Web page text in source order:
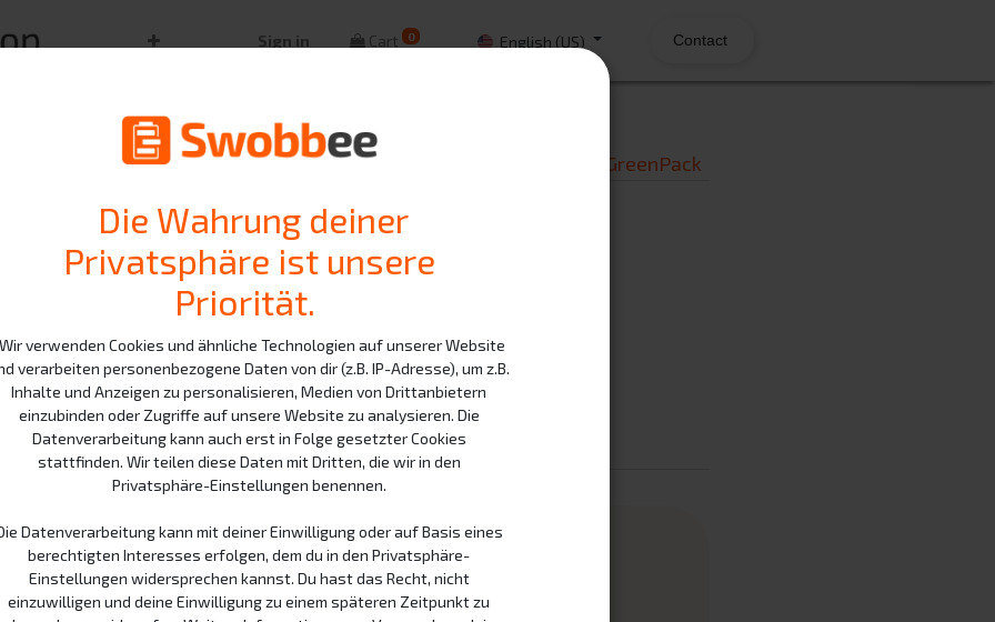
Sign in Cart 0 English (US) Contact
Alle Produkte Charger GreenPack
Charger GreenPack
Billing: Monthly subscription
10.00€
Excluding VAT
Duration
3 months 12 months
24 months
Die Wahrung deiner
Privatsphäre ist unsere
Priorität.
verwenden Cookies und ähnliche Technologien auf unserer Website
verarbeiten personenbezogene Daten von dir (z.B. IP-Adresse), um z.B.
Inhalte und Anzeigen zu personalisieren, Medien von Drittanbietern
einzubinden oder Zugriffe auf unsere Website zu analysieren. Die
Datenverarbeitung kann auch erst in Folge gesetzter Cookies
stattfinden. Wir teilen diese Daten mit Dritten, die wir in den
Privatsphäre-Einstellungen benennen.
Datenverarbeitung kann mit deiner Einwilligung oder auf Basis eines
berechtigten Interesses erfolgen, dem du in den Privatsphäre-
Einstellungen widersprechen kannst. Du hast das Recht, nicht
einzuwilligen und deine Einwilligung zu einem späteren Zeitpunkt zu